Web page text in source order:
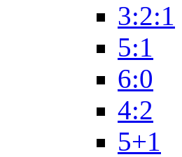
3:2:1
5:1
6:0
4:2
5+1